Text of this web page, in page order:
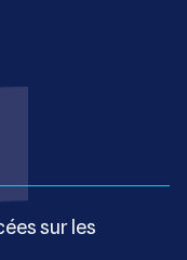
sur les